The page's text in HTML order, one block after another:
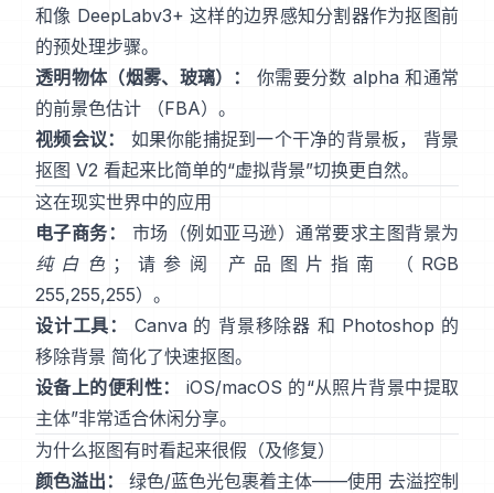
和像 DeepLabv3+ 这样的边界感知分割器作为抠图前
的预处理步骤。
透明物体（烟雾、玻璃）：
你需要分数 alpha 和通常
的前景色估计
（FBA）。
视频会议：
如果你能捕捉到一个干净的背景板，
背景
抠图 V2 看起来比简单的“虚拟背景”切换更自然。
这在现实世界中的应用
电子商务：
市场（例如亚马逊）通常要求主图背景为
纯白色 ；请参阅 产品图片指南
（RGB
255,255,255）。
设计工具：
Canva 的 背景移除器 和 Photoshop 的
移除背景 简化了快速抠图。
设备上的便利性：
iOS/macOS 的“从照片背景中提取
主体”非常适合休闲分享。
为什么抠图有时看起来很假（及修复）
颜色溢出：
绿色/蓝色光包裹着主体——使用 去溢控制